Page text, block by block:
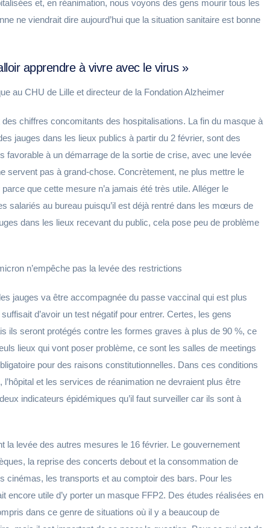
et, en réanimation, nous voyons des gens mourir tous les
ne viendrait dire aujourd’hui que la situation sanitaire est bonne
apprendre à vivre avec le virus »
au CHU de Lille et directeur de la Fondation Alzheimer
chiffres concomitants des hospitalisations. La fin du masque à
jauges dans les lieux publics à partir du 2 février, sont des
favorable à un démarrage de la sortie de crise, avec une levée
servent pas à grand-chose. Concrètement, ne plus mettre le
que cette mesure n’a jamais été très utile. Alléger le
salariés au bureau puisqu’il est déjà rentré dans les mœurs de
dans les lieux recevant du public, cela pose peu de problème
n’empêche pas la levée des restrictions
jauges va être accompagnée du passe vaccinal qui est plus
d’avoir un test négatif pour entrer. Certes, les gens
ils seront protégés contre les formes graves à plus de 90 %, ce
lieux qui vont poser problème, ce sont les salles de meetings
pour des raisons constitutionnelles. Dans ces conditions
et les services de réanimation ne devraient plus être
indicateurs épidémiques qu’il faut surveiller car ils sont à
la levée des autres mesures le 16 février. Le gouvernement
la reprise des concerts debout et la consommation de
cinémas, les transports et au comptoir des bars. Pour les
encore utile d’y porter un masque FFP2. Des études réalisées en
dans ce genre de situations où il y a beaucoup de